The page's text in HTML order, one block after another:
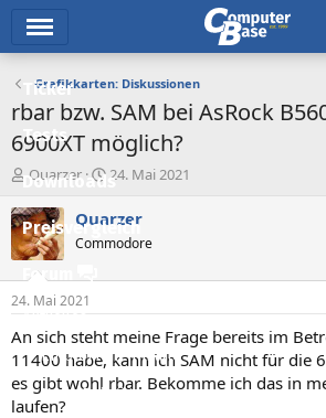
Ticker
Tests
Downloads
Preisvergleich
Forum
Aktuelles
Empfohlene Inhalte
Neue Beiträge
Grafikkarten: Diskussionen
rbar bzw. SAM bei AsRock
6900XT möglich?
E
r
s
t
e
e
r
Quarzer
E
r
s
e
t
a
m
24. Mai 2021
Quarzer
Commodore
24. Mai 2021
An sich steht meine Frage bereits im
11400 habe, kann ich SAM nicht für die
es gibt wohl rbar. Bekomme ich das in
laufen?